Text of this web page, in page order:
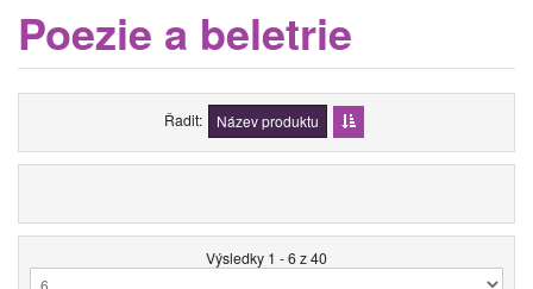
Poezie a beletrie
Řadit Název produktu
Výsledky 1 - 6 z 40